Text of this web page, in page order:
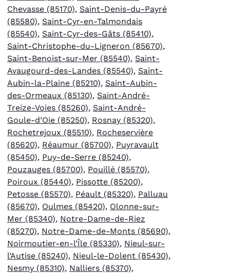
Chevasse (85170), Saint-Denis-du-Payré
(85580), Saint-Cyr-en-Talmondais
(85540), Saint-Cyr-des-Gâts (85410),
Saint-Christophe-du-Ligneron (85670),
Saint-Benoist-sur-Mer (85540), Saint-
Avaugourd-des-Landes (85540), Saint-
Aubin-la-Plaine (85210), Saint-Aubin-
des-Ormeaux (85130), Saint-André-
Treize-Voies (85260), Saint-André-
Goule-d’Oie (85250), Rosnay (85320),
Rochetrejoux (85510), Rocheservière
(85620), Réaumur (85700), Puyravault
(85450), Puy-de-Serre (85240),
Pouzauges (85700), Pouillé (85570),
Poiroux (85440), Pissotte (85200),
Petosse (85570), Péault (85320), Palluau
(85670), Oulmes (85420), Olonne-sur-
Mer (85340), Notre-Dame-de-Riez
(85270), Notre-Dame-de-Monts (85690),
Noirmoutier-en-l’Île (85330), Nieul-sur-
l’Autise (85240), Nieul-le-Dolent (85430),
Nesmy (85310), Nalliers (85370),